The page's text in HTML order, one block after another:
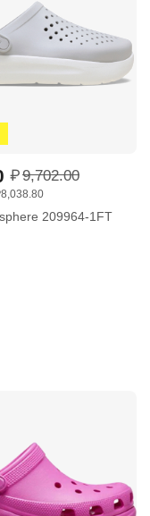
₽9,702.00
8,038.80
209964-1FT